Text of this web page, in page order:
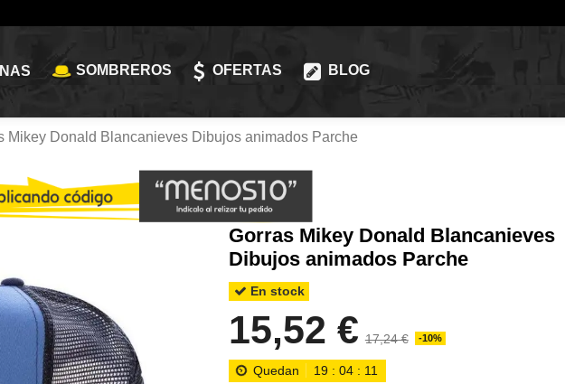
SOMBREROS OFERTAS BLOG
Mikey Donald Blancanieves Dibujos animados Parche
Gorras Mikey Donald Blancanieves
Dibujos animados Parche
En stock
15,52 € 17,24 € -10%
Quedan 19 :04 : 10